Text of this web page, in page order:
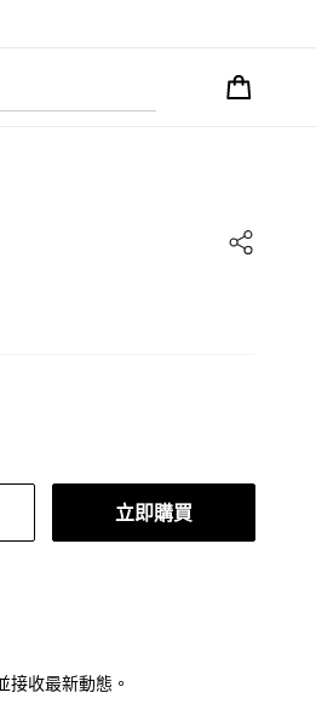
物
立即購買
接收最新動態。